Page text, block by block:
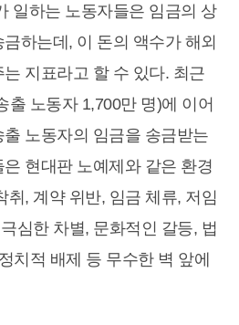
일하는 노동자들은 임금의 상
하는데, 이 돈의 액수가 해외
지표라고 할 수 있다. 최근
출 노동자 1,700만 명)에 이어
노동자의 임금을 송금받는
현대판 노예제와 같은 환경
취, 계약 위반, 임금 체류, 저임
심한 차별, 문화적인 갈등, 법
치적 배제 등 무수한 벽 앞에